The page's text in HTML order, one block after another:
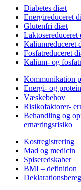
Diabetes diæt
Energireduceret
Glutenfri diæt
Kaliumreduceret
Fosfatreduceret
Kalium- og
Kommunikation
Energi- og
Væskebehov
Risikofaktorer-
Behandling og
ernæringsrisiko
Kostregistrering
Mad og medicin
Spiseredskaber
BMI – definition